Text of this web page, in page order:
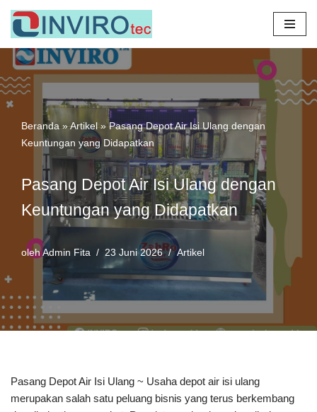
Lompat
ke
konten
Beranda»Artikel»Pasang Depot Air Isi Ulang dengan
Keuntungan yang Didapatkan
Pasang Depot Air Isi Ulang dengan
Keuntungan yang Didapatkan
olehAdmin Fita 23 Juni 2026 Artikel
Pasang Depot Air Isi Ulang ~ Usaha depot air isi ulang
merupakan salah satu peluang bisnis yang terus berkembang